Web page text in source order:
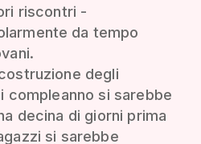
riscontri -
da tempo
degli
si sarebbe
decina di giorni prima
si sarebbe